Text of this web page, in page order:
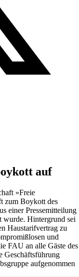
auf
»Freie
zum Boykott des
einer Pressemitteilung
Hintergrund sei
Haustarifvertrag zu
und
FAU an alle Gäste des
Geschäftsführung
aufgenommen